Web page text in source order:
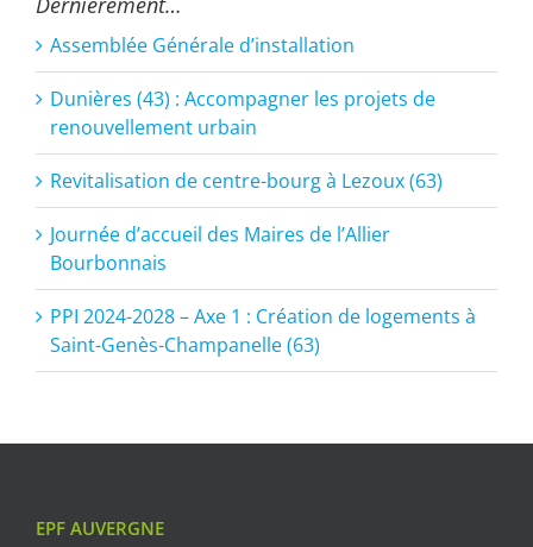
Assemblée Générale d’installation
Dunières (43) : Accompagner les projets de
renouvellement urbain
Revitalisation de centre-bourg à Lezoux (63)
Journée d’accueil des Maires de l’Allier
Bourbonnais
PPI 2024-2028 – Axe 1 : Création de logements à
Saint-Genès-Champanelle (63)
EPF AUVERGNE